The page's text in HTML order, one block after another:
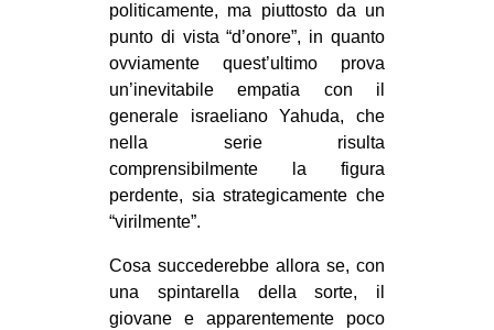
politicamente, ma piuttosto da un
punto di vista “d’onore”, in quanto
ovviamente quest’ultimo prova
un’inevitabile empatia con il
generale israeliano Yahuda, che
nella serie risulta
comprensibilmente la figura
perdente, sia strategicamente che
“virilmente”.
Cosa succederebbe allora se, con
una spintarella della sorte, il
giovane e apparentemente poco